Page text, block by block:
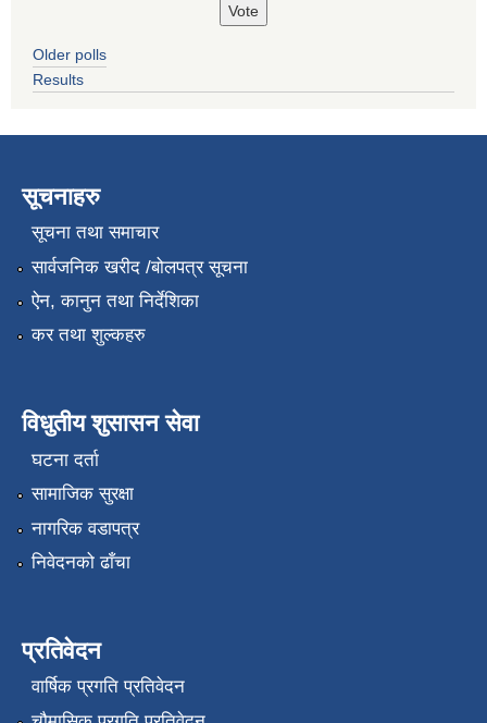
Older polls
Results
सूचनाहरु
सूचना तथा समाचार
सार्वजनिक खरीद /बोलपत्र सूचना
ऐन, कानुन तथा निर्देशिका
कर तथा शुल्कहरु
विधुतीय शुसासन सेवा
घटना दर्ता
सामाजिक सुरक्षा
नागरिक वडापत्र
निवेदनको ढाँचा
प्रतिवेदन
वार्षिक प्रगति प्रतिवेदन